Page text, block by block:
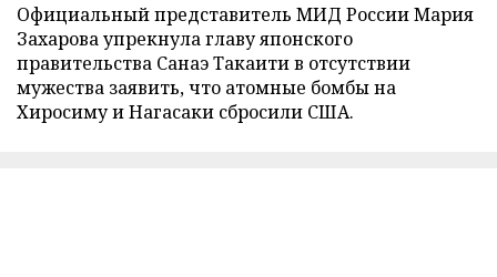
Официальный представитель МИД России Мария
Захарова упрекнула главу японского
правительства Санаэ Такаити в отсутствии
мужества заявить, что атомные бомбы на
Хиросиму и Нагасаки сбросили США.